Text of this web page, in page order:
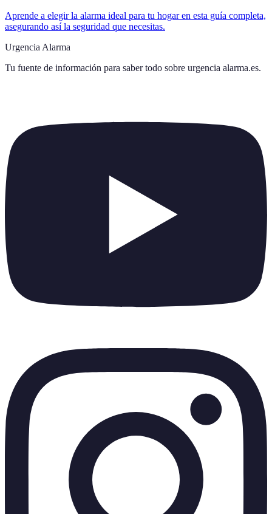
Aprende a elegir la alarma ideal para tu hogar en esta guía completa,
asegurando así la seguridad que necesitas.
Urgencia Alarma
Tu fuente de información para saber todo sobre urgencia alarma.es.